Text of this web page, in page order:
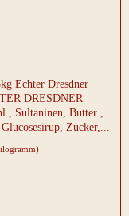
Echter Dresdner
DRESDNER
Sultaninen, Butter ,
Zucker,...